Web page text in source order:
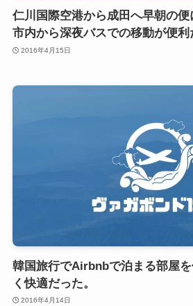
仁川国際空港から成田へ早朝の
市内から深夜バスでの移動が便利
2016年4月15日
韓国旅行でAirbnbで泊まる部屋
く快適だった。
2016年4月14日